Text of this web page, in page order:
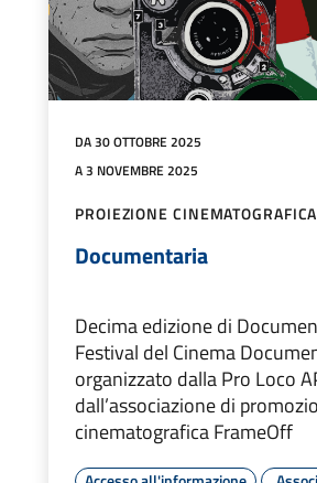
DA 30 OTTOBRE 2025
A 3 NOVEMBRE 2025
PROIEZIONE CINEMATOGRAFICA
Documentaria
Decima edizione di
Festival del Cinema
organizzato dalla Pro Loco
dall’associazione di
cinematografica FrameOff